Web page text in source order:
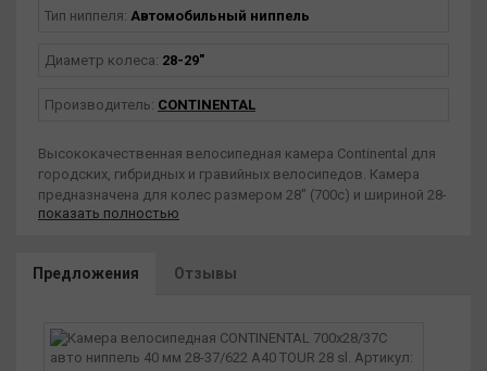
Тип ниппеля: Автомобильный ниппель
Диаметр колеса: 28-29"
Производитель: CONTINENTAL
Высококачественная велосипедная камера Continental для
городских, гибридных и гравийных велосипедов. Камера
предназначена для колес размером 28" (700c) и шириной 28-
37 мм. Камера снабжена автомобильным ниппелем длиной
показать полностью
Предложения Отзывы